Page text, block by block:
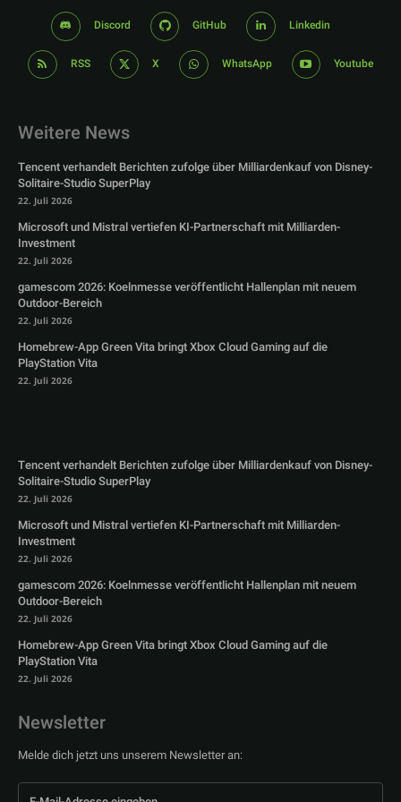
Discord GitHub Linkedin
RSS X WhatsApp Youtube
Weitere News
Tencent verhandelt Berichten zufolge über Milliardenkauf von Disney-
Solitaire-Studio SuperPlay
22. Juli 2026
Microsoft und Mistral vertiefen KI-Partnerschaft mit Milliarden-
Investment
22. Juli 2026
gamescom 2026: Koelnmesse veröffentlicht Hallenplan mit neuem
Outdoor-Bereich
22. Juli 2026
Homebrew-App Green Vita bringt Xbox Cloud Gaming auf die
PlayStation Vita
22. Juli 2026
Tencent verhandelt Berichten zufolge über Milliardenkauf von Disney-
Solitaire-Studio SuperPlay
22. Juli 2026
Microsoft und Mistral vertiefen KI-Partnerschaft mit Milliarden-
Investment
22. Juli 2026
gamescom 2026: Koelnmesse veröffentlicht Hallenplan mit neuem
Outdoor-Bereich
22. Juli 2026
Homebrew-App Green Vita bringt Xbox Cloud Gaming auf die
PlayStation Vita
22. Juli 2026
Newsletter
Melde dich jetzt uns unserem Newsletter an: